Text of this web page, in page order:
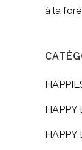
à la
HAPPY
HAPPY